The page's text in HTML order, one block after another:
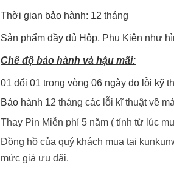
Thời gian bảo hành: 12 tháng
Sản phẩm đầy đủ Hộp, Phụ Kiện như
Chế độ bảo hành và hậu mãi:
01 đổi 01 trong vòng 06 ngày do lỗi kỹ
Bảo hành 12 tháng các lỗi kĩ thuật về
Thay Pin Miễn phí 5 năm ( tính từ lúc
Đồng hồ của quý khách mua tại
mức giá ưu đãi.